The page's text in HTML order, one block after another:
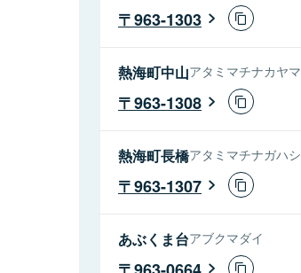
963-1303
熱海町中山アタミマチナカヤマ
963-1308
熱海町長橋アタミマチナガハシ
963-1307
あぶくま台アブクマダイ